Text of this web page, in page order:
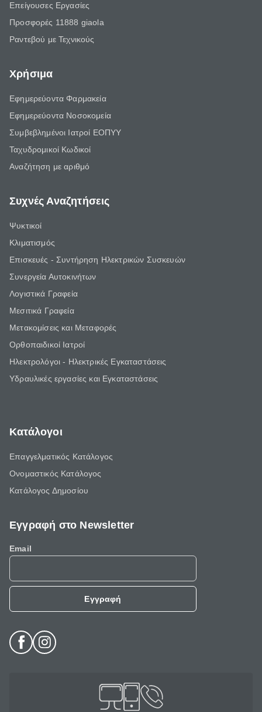
Επείγουσες Εργασίες
Προσφορές 11888 giaola
Ραντεβού με Τεχνικούς
Χρήσιμα
Εφημερεύοντα Φαρμακεία
Εφημερεύοντα Νοσοκομεία
Συμβεβλημένοι Ιατροί ΕΟΠΥΥ
Ταχυδρομικοί Κωδικοί
Αναζήτηση με αριθμό
Συχνές Αναζητήσεις
Ψυκτικοί
Κλιματισμός
Επισκευές - Συντήρηση Ηλεκτρικών Συσκευών
Συνεργεία Αυτοκινήτων
Λογιστικά Γραφεία
Μεσιτικά Γραφεία
Μετακομίσεις και Μεταφορές
Ορθοπαιδικοί Ιατροί
Ηλεκτρολόγοι - Ηλεκτρικές Εγκαταστάσεις
Υδραυλικές εργασίες και Εγκαταστάσεις
Κατάλογοι
Επαγγελματικός Κατάλογος
Ονομαστικός Κατάλογος
Κατάλογος Δημοσίου
Εγγραφή στο Newsletter
Email
Εγγραφή